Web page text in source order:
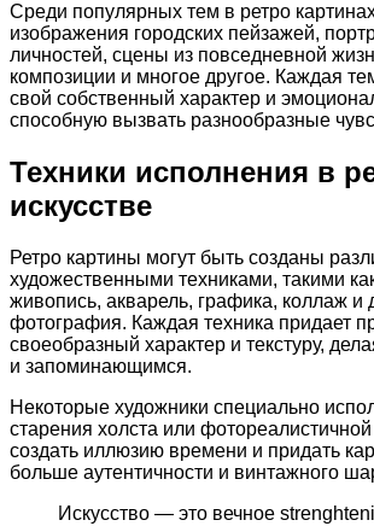
Среди популярных тем в ретро
изображения городских пейзажей,
личностей, сцены из повседневной
композиции и многое другое. Каждая
свой собственный характер и
способную вызвать разнообразные
Техники исполнения в
искусстве
Ретро картины могут быть созданы
художественными техниками, такими
живопись, акварель, графика, коллаж и
фотография. Каждая техника придает
своеобразный характер и текстуру,
и запоминающимся.
Некоторые художники специально
старения холста или
создать иллюзию времени и придать
больше аутентичности и винтажного
Искусство — это вечное